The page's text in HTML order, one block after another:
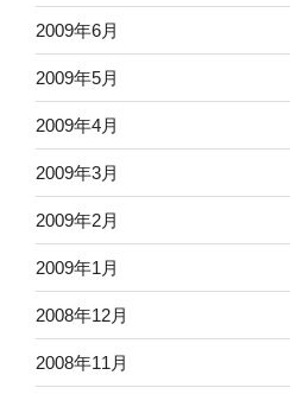
2009年6月
2009年5月
2009年4月
2009年3月
2009年2月
2009年1月
2008年12月
2008年11月